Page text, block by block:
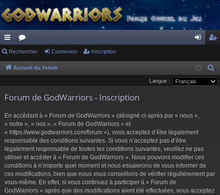
ac
co
ci
or
u
s
ne cri
pti
Rechercher Connexion Inscription
Accueil du forum
e
Langue :
Forum de GodWarriors - Inscription
En accédant à « Forum de GodWarriors » (désigné ci-après par « nous »,
« notre », « nos », « Forum de GodWarriors » et
« https://www.godwarriors.com/forum »), vous acceptez d’être légalement
responsable des conditions suivantes. Si vous n’acceptez pas d’être
légalement responsable de toutes les conditions suivantes, veuillez ne pas
utiliser et accéder à « Forum de GodWarriors ». Nous pouvons modifier ces
conditions à n’importe quel moment et nous essaierons de vous informer de
ces modifications, bien que nous vous conseillons de vérifier régulièrement par
vous-même. En effet, si vous continuez à participer à « Forum de
GodWarriors » après que des modifications aient été effectuées, vous acceptez